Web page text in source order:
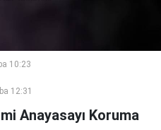
10:23
12:31
Anayasayı Koruma